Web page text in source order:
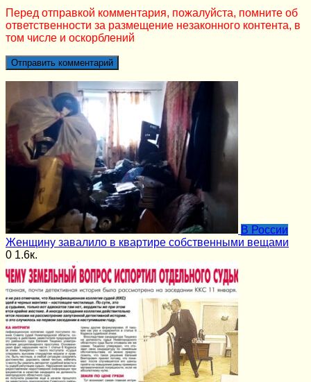
Перед отправкой комментария, пожалуйста, помните об
ответственности за размещение незаконного контента, в
том числе и оскорблений
В России
Женщину завалило в квартире собственными вещами
0 1.6к.